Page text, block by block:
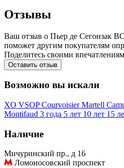
Отзывы
Ваш отзыв о Пьер де Сегонзак
поможет другим покупателям
Поделитесь своими
Оставить отзыв
Возможно вы искали
XO VSOPCourvoisierMartell
Montifaud 3 года 5 лет 10 лет 15
Наличие
Мичуринский пр., д 16
Ломоносовский проспект